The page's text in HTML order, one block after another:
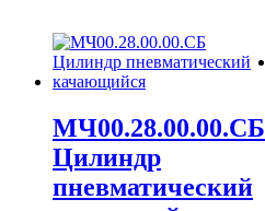
МЧ00.28.00.00.СБ
Цилиндр
пневматический